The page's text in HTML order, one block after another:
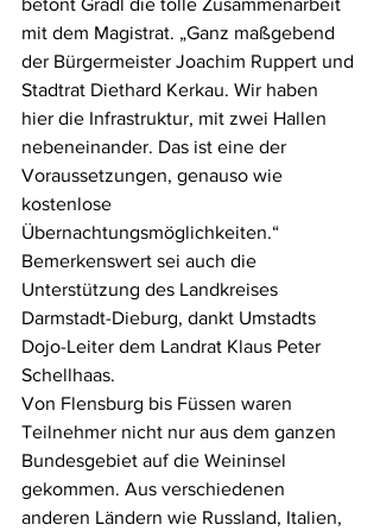
betont Gradl die tolle Zusammenarbeit
mit dem Magistrat. „Ganz maßgebend
der Bürgermeister Joachim Ruppert und
Stadtrat Diethard Kerkau. Wir haben
hier die Infrastruktur, mit zwei Hallen
nebeneinander. Das ist eine der
Voraussetzungen, genauso wie
kostenlose
Übernachtungsmöglichkeiten.“
Bemerkenswert sei auch die
Unterstützung des Landkreises
Darmstadt-Dieburg, dankt Umstadts
Dojo-Leiter dem Landrat Klaus Peter
Schellhaas.
Von Flensburg bis Füssen waren
Teilnehmer nicht nur aus dem ganzen
Bundesgebiet auf die Weininsel
gekommen. Aus verschiedenen
anderen Ländern wie Russland, Italien,